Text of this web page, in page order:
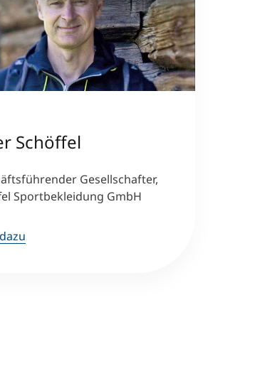
Schöffel
Gesellschafter,
Sportbekleidung GmbH